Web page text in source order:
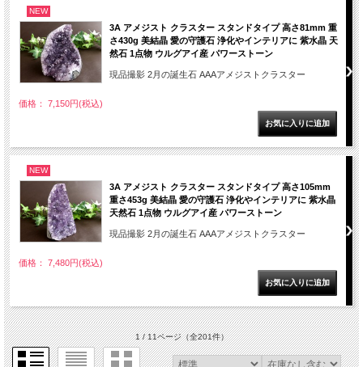
NEW
3A アメジスト クラスター スタンドタイプ 高さ81mm 重
さ430g 美結晶 愛の守護石 浄化やインテリアに 紫水晶 天
然石 1点物 ウルグアイ産 パワーストーン
現品撮影 2月の誕生石 AAAアメジストクラスター
価格： 7,150円(税込)
NEW
3A アメジスト クラスター スタンドタイプ 高さ105mm
重さ453g 美結晶 愛の守護石 浄化やインテリアに 紫水晶
天然石 1点物 ウルグアイ産 パワーストーン
現品撮影 2月の誕生石 AAAアメジストクラスター
価格： 7,480円(税込)
1 / 11ページ（全201件）